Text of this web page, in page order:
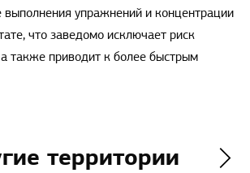
выполнения упражнений и концентрации
что заведомо исключает риск
также приводит к более быстрым
территории